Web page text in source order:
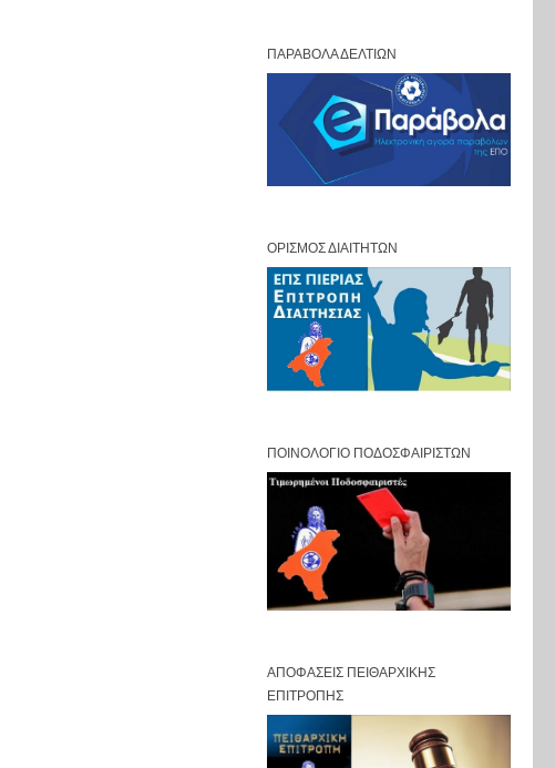
ΠΑΡΆΒΟΛΑ ΔΕΛΤΊΩΝ
ΟΡΙΣΜΌΣ ΔΙΑΙΤΗΤΏΝ
ΠΟΙΝΟΛΌΓΙΟ ΠΟΔΟΣΦΑΙΡΙΣΤΏΝ
ΑΠΟΦΆΣΕΙΣ ΠΕΙΘΑΡΧΙΚΉΣ
ΕΠΙΤΡΟΠΉΣ